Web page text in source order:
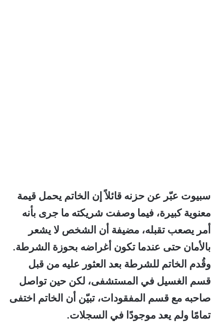
سبيوت عبّر عن حزنه قائلاً إن الخاتم يحمل قيمة
معنوية كبيرة، فيما وصفت شريكته ما جرى بأنه
أمر يصعب تقبله، مضيفة أن الشخص لا يشعر
بالأمان حتى عندما تكون أغراضه بحوزة الشرطة.
وقُدم الخاتم للشرطة بعد العثور عليه من قبل
قسم الغسيل في المستشفى، لكن حين تواصل
صاحبه مع قسم المفقودات، تبيّن أن الخاتم اختفى
تمامًا ولم يعد موجودًا في السجلات.